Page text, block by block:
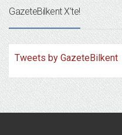
GazeteBilkent X’te!
Tweets by GazeteBilkent